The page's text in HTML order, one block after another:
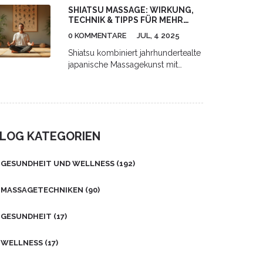
spezielle Massage kann weit mehr
für unsere Gesundheit tun, als wir
vielleicht denken. Sie hilft nicht nur,
kann auch unsere Haltung
verbessern und sogar chronische
mehr über diese faszinierende
SHIATSU MASSAGE: WIRKUNG,
TECHNIK & TIPPS FÜR MEHR
0 KOMMENTARE JUL, 4 2025
Shiatsu kombiniert jahrhundertealte
japanische Massagekunst mit
KATEGORIEN
GESUNDHEIT UND WELLNESS (192)
MASSAGETECHNIKEN (90)
GESUNDHEIT (17)
WELLNESS (17)